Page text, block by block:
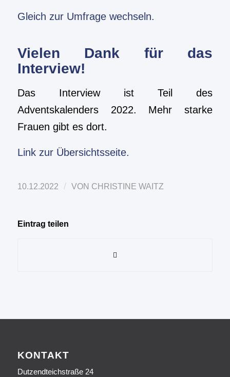
Gleich zur Umfrage wechseln.
Vielen Dank für das
Interview!
Das Interview ist Teil des
Adventskalenders 2022. Mehr starke
Frauen gibt es dort.
Link zur Übersichtsseite.
10.12.2022 / VON CHRISTINE WAITZ
Eintrag teilen
KONTAKT
Dutzendteichstraße 24